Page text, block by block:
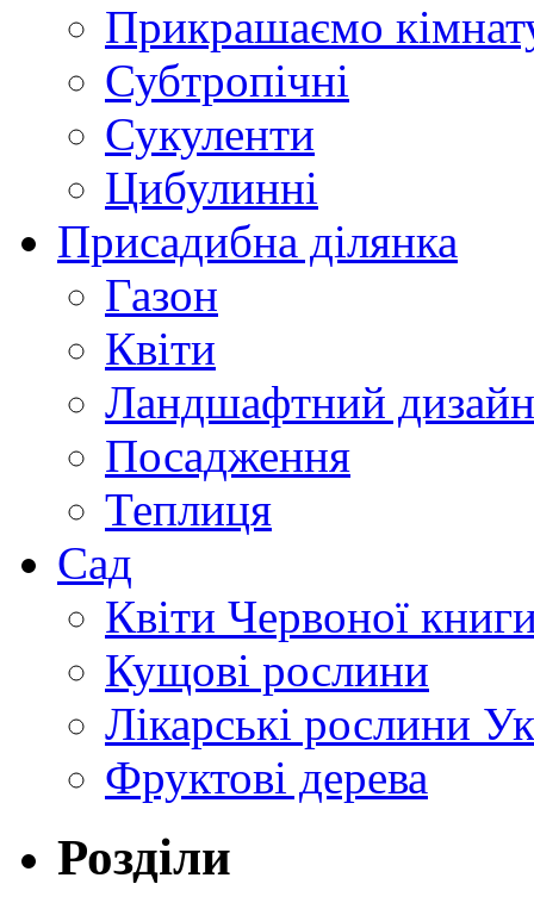
Прикрашаємо
Субтропічні
Сукуленти
Цибулинні
Присадибна ділянка
Газон
Квіти
Ландшафтний дизайн
Посадження
Теплиця
Сад
Квіти Червоної
Кущові рослини
Лікарські рослини
Фруктові дерева
Розділи